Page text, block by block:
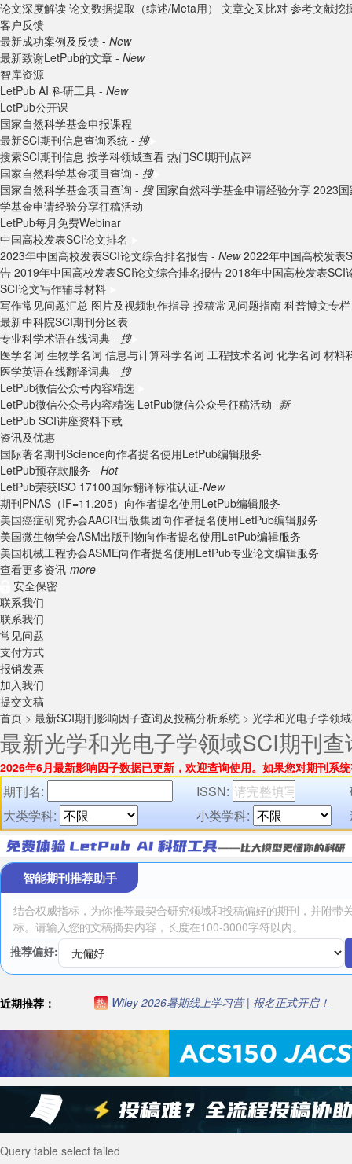
论文深度解读 论文数据提取（综述/Meta用） 文章交叉比对 参考文献挖
客户反馈
最新成功案例及反馈 - New
最新致谢LetPub的文章 - New
智库资源
LetPub AI 科研工具 - New
LetPub公开课
国家自然科学基金申报课程
最新SCI期刊信息查询系统 - 搜
搜索SCI期刊信息 按学科领域查看 热门SCI期刊点评
国家自然科学基金项目查询 - 搜
国家自然科学基金项目查询 - 搜 国家自然科学基金申请经验分享 2023
学基金申请经验分享征稿活动
LetPub每月免费Webinar
中国高校发表SCI论文排名
2023年中国高校发表SCI论文综合排名报告 - New 2022年中国高校发表
告 2019年中国高校发表SCI论文综合排名报告 2018年中国高校发表SCI
SCI论文写作辅导材料
写作常见问题汇总 图片及视频制作指导 投稿常见问题指南 科普博文专栏
最新中科院SCI期刊分区表
专业科学术语在线词典 - 搜
医学名词 生物学名词 信息与计算科学名词 工程技术名词 化学名词 材料
医学英语在线翻译词典 - 搜
LetPub微信公众号内容精选
LetPub微信公众号内容精选 LetPub微信公众号征稿活动- 新
LetPub SCI讲座资料下载
资讯及优惠
国际著名期刊Science向作者提名使用LetPub编辑服务
LetPub预存款服务 - Hot
LetPub荣获ISO 17100国际翻译标准认证-New
期刊PNAS（IF=11.205）向作者提名使用LetPub编辑服务
美国癌症研究协会AACR出版集团向作者提名使用LetPub编辑服务
美国微生物学会ASM出版刊物向作者提名使用LetPub编辑服务
美国机械工程协会ASME向作者提名使用LetPub专业论文编辑服务
查看更多资讯-more
安全保密
联系我们
联系我们
常见问题
支付方式
报销发票
加入我们
提交文稿
首页 > 最新SCI期刊影响因子查询及投稿分析系统 > 光学和光电子学领
最新光学和光电子学领域SCI期刊
2026年6月最新影响因子数据已更新，欢迎查询使用。 如果您对期刊系
期刊名: ISSN:
大类学科:
小类学科:
智能期刊推荐助手
推荐偏好:
近期推荐： 热 Wiley 2026暑期线上学习营 | 报名正式开启！
Query table select failed